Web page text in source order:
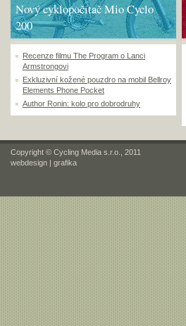
Nový cyklopočítač Mio Cyclo
200
Recenze filmu The Program o Lanci
Armstrongovi
Exkluzivní kožené pouzdro na mobil Bellroy
Elements Phone Pocket
Author Ronin: kolo pro dobrodruhy
Copyright © Cycling Media s.r.o., 2011
webdesign | grafika